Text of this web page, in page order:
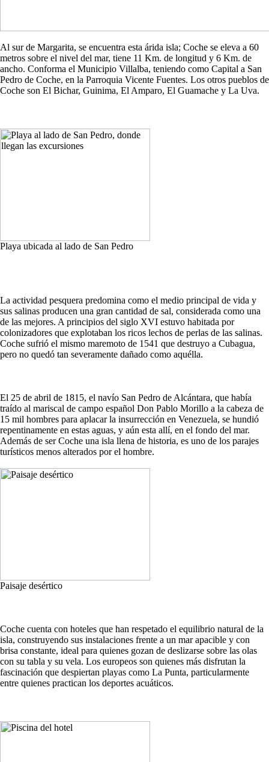
Al sur de Margarita, se encuentra esta árida isla; Coche se eleva a 60
metros sobre el nivel del mar, tiene 11 Km. de longitud y 6 Km. de
ancho. Conforma el Municipio Villalba, teniendo como Capital a San
Pedro de Coche, en la Parroquia Vicente Fuentes. Los otros pueblos de
Coche son El Bichar, Guinima, El Amparo, El Guamache y La Uva.
Playa ubicada al lado de San Pedro
La actividad pesquera predomina como el medio principal de vida y
sus salinas producen una gran cantidad de sal, considerada como una
de las mejores. A principios del siglo XVI estuvo habitada por
colonizadores que explotaban los ricos lechos de perlas de las salinas.
Coche sufrió el mismo maremoto de 1541 que destruyo a Cubagua,
pero no quedó tan severamente dañado como aquélla.
El 25 de abril de 1815, el navío San Pedro de Alcántara, que había
traído al mariscal de campo español Don Pablo Morillo a la cabeza de
15 mil hombres para aplacar la insurrección en Venezuela, se hundió
repentinamente en estas aguas, y aún esta allí, en el fondo del mar.
Además de ser Coche una isla llena de historia, es uno de los parajes
turísticos menos alterados por el hombre.
Paisaje desértico
Coche cuenta con hoteles que han respetado el equilibrio natural de la
isla, construyendo sus instalaciones frente a un mar apacible y con
brisa constante, ideal para quienes gozan de deslizarse sobre las olas
con su tabla y su vela. Los europeos son quienes más disfrutan la
fascinación que despiertan playas como La Punta, particularmente
entre quienes practican los deportes acuáticos.